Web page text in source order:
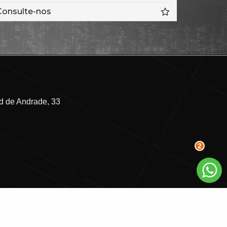
nos
de Andrade, 33
2